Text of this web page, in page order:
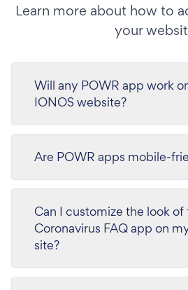
Learn more about how to
your
Will any POWR app work
IONOS website?
Are POWR apps mobile-
Can I customize the look of
Coronavirus FAQ app on
site?